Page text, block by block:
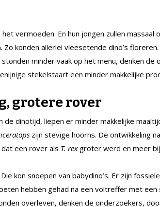
het vermoeden. En hun jongen zullen
konden allerlei vleesetende dino’s
minder vaak op het menu, denken de
stekelstaart een minder makkelijke
grotere rover
dinotijd, liepen er minder makkelijke
zijn stevige hoorns. De ontwikkeling
een rover als T. rexgroter werd en meer
kon snoepen van babydino’s. Er zijn
hebben gehad na een voltreffer met een
overleven, denken de onderzoekers,